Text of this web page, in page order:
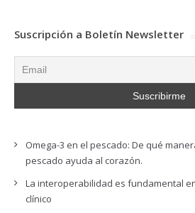
Suscripción a Boletín Newsletter
Omega-3 en el pescado: De qué
pescado ayuda al corazón.
La interoperabilidad es fundamental
clínico